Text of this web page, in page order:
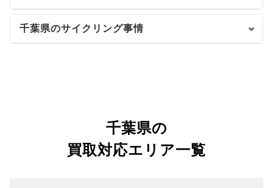
千葉県のサイクリング事情
千葉県の
買取対応エリア一覧